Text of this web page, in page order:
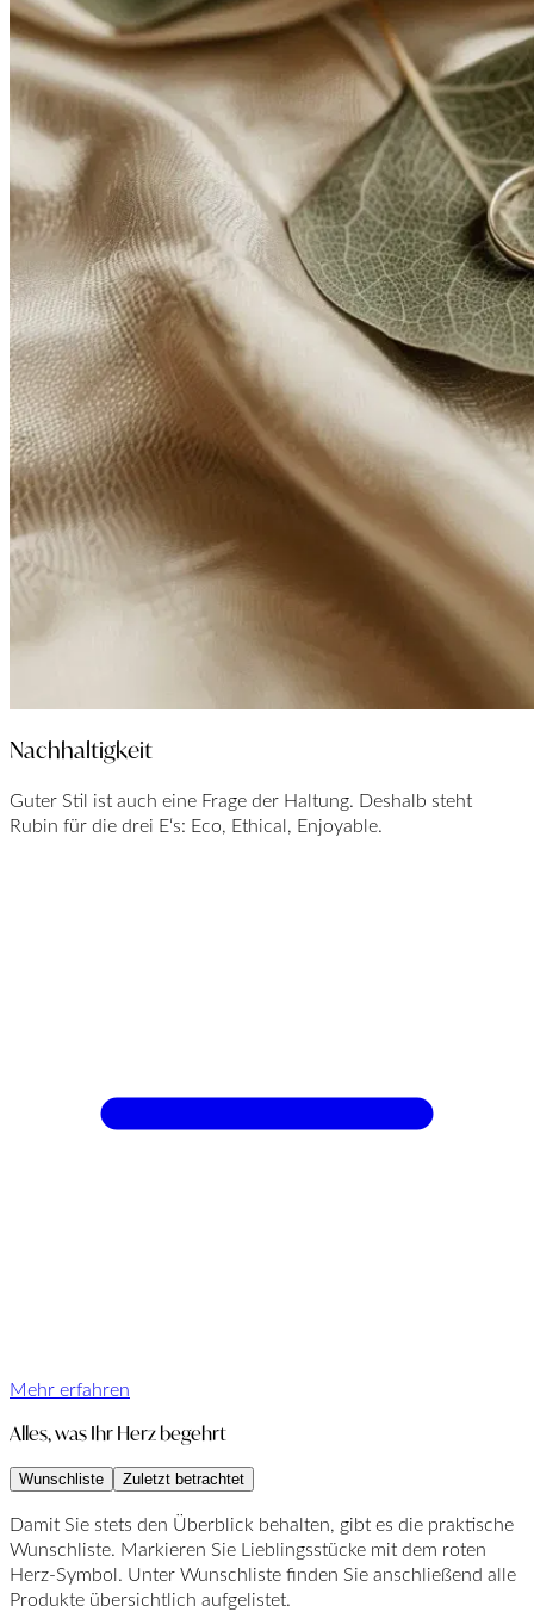
Nachhaltigkeit
Guter Stil ist auch eine Frage der Haltung. Deshalb steht
Rubin für die drei E‘s: Eco, Ethical, Enjoyable.
Mehr erfahren
Alles, was Ihr Herz begehrt
Wunschliste Zuletzt betrachtet
Damit Sie stets den Überblick behalten, gibt es die praktische
Wunschliste. Markieren Sie Lieblingsstücke mit dem roten
Herz-Symbol. Unter Wunschliste finden Sie anschließend alle
Produkte übersichtlich aufgelistet.